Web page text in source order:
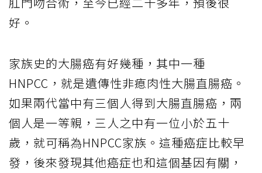
好。
家族史的大腸癌有好幾種，其中一種
HNPCC，就是遺傳性非瘜肉性大腸直腸癌。
如果兩代當中有三個人得到大腸直腸癌，兩
個人是一等親，三人之中有一位小於五十
歲，就可稱為HNPCC家族。這種癌症比較早
發，後來發現其他癌症也和這個基因有關，